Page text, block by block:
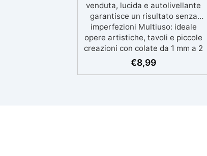
venduta, lucida e autolivellante
garantisce un risultato senza
imperfezioni Multiuso: ideale
opere artistiche, tavoli e piccole
creazioni con colate da 1 mm a 2
cm Resistente ai graffi e ai raggi
UV, garantendo opere durature,
€8,99